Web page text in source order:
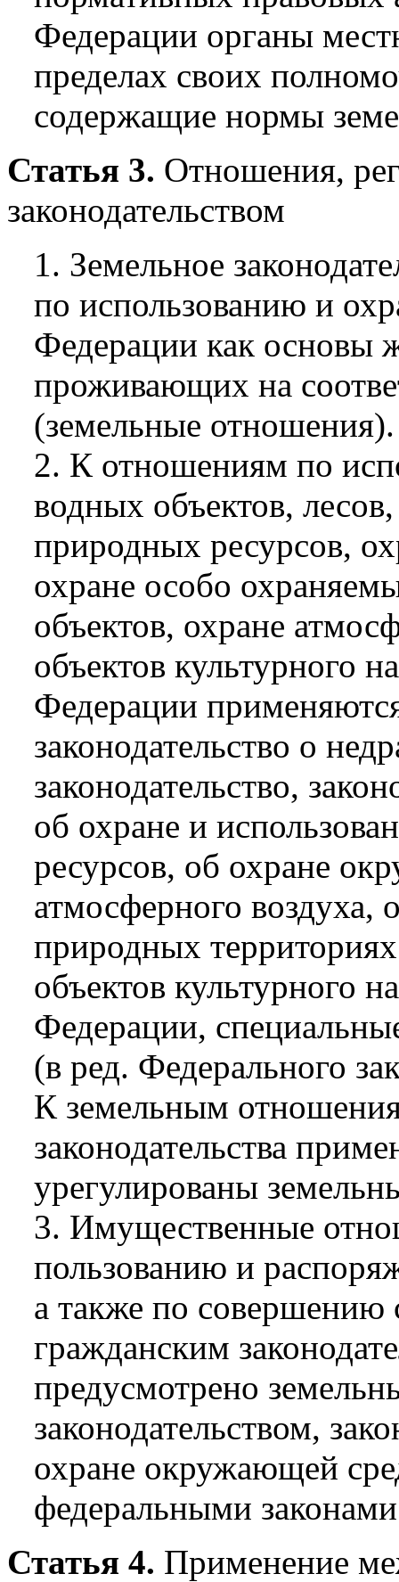
Федерации органы
пределах своих
содержащие нормы
Статья 3. Отношения,
законодательством
1. Земельное
по использованию и
Федерации как основы
проживающих на
(земельные отношения).
2. К отношениям по
водных объектов,
природных ресурсов,
охране особо
объектов, охране
объектов культурного
Федерации
законодательство о
законодательство,
об охране и
ресурсов, об охране
атмосферного воздуха,
природных
объектов культурного
Федерации,
(в ред. Федерального
К земельным
законодательства
урегулированы
3. Имущественные
пользованию и
а также по совершению
гражданским
предусмотрено
законодательством,
охране окружающей
федеральными
Статья 4. Применение